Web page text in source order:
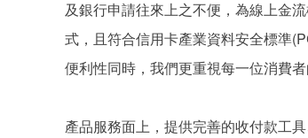
及銀行申請往來上之不便，為線上金
式，且符合信用卡產業資料安全標準
便利性同時，我們更重視每一位消費者
產品服務面上，提供完善的收付款工